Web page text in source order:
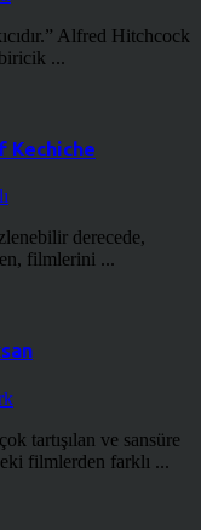
Alfred Hitchcock
...
Kechiche
derecede,
filmlerini ...
tartışılan ve sansüre
filmlerden farklı ...